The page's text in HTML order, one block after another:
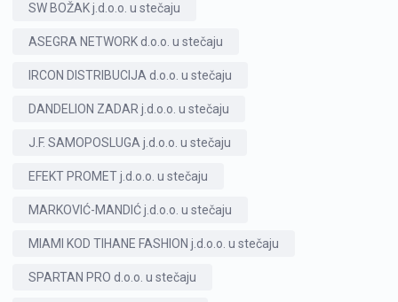
SW BOŽAK j.d.o.o. u stečaju
ASEGRA NETWORK d.o.o. u stečaju
IRCON DISTRIBUCIJA d.o.o. u stečaju
DANDELION ZADAR j.d.o.o. u stečaju
J.F. SAMOPOSLUGA j.d.o.o. u stečaju
EFEKT PROMET j.d.o.o. u stečaju
MARKOVIĆ-MANDIĆ j.d.o.o. u stečaju
MIAMI KOD TIHANE FASHION j.d.o.o. u stečaju
SPARTAN PRO d.o.o. u stečaju